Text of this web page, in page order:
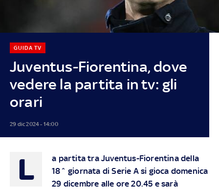
Juventus-Fiorentina, dove
vedere la partita in tv: gli
orari
GUIDA TV
29 dic 2024 - 14:00
L
a partita tra Juventus-Fiorentina della
18^ giornata di Serie A si gioca domenica
29 dicembre alle ore 20.45 e sarà